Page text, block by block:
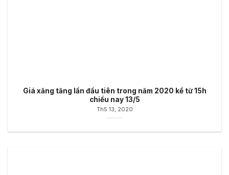
Giá xăng tăng lần đầu tiên trong năm 2020 kể từ 15h
chiều nay 13/5
Th5 13, 2020